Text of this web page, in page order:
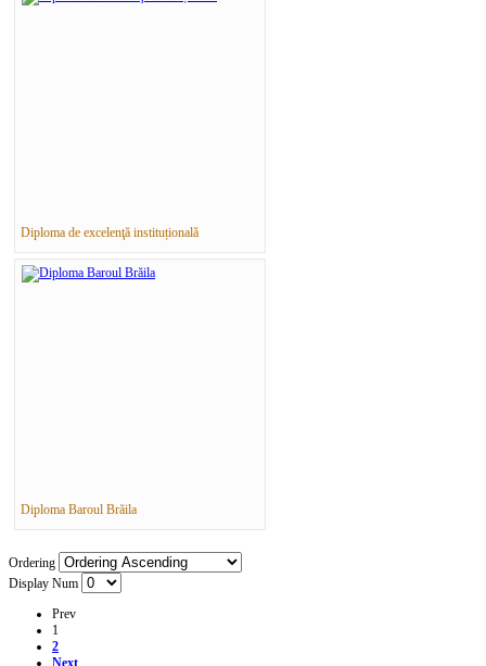
Diploma de excelenţă instituțională
Diploma Baroul Brăila
Ordering
Display Num
Prev
1
2
Next